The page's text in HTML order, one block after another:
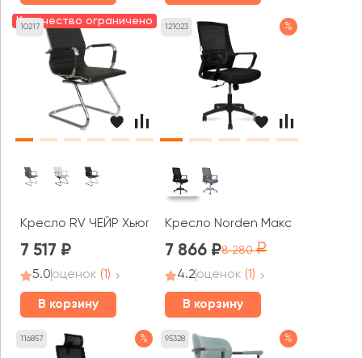
10217
Количество ограничено
Кресло RV ЧЕЙР Хьюго / Hugo (6002-3)
7 517
5.0оценок (1)
В корзину
121023 %
Кресло Norden Макс / Max LB
7 866 8 280
4.2оценок (1)
В корзину
116857 % 95328 %